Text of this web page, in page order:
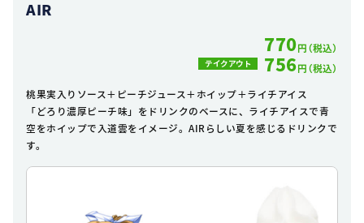
AIR
770円（税込）
テイクアウト 756円（税込）
桃果実入りソース＋ピーチジュース＋ホイップ＋ライチアイス
「どろり濃厚ピーチ味」をドリンクのベースに、ライチアイスで青
空をホイップで入道雲をイメージ。AIRらしい夏を感じるドリンクで
す。